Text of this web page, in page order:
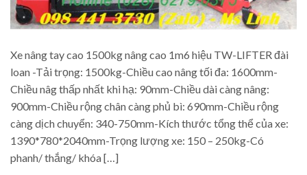
Xe nâng tay cao 1500kg nâng cao 1m6 hiệu TW-LIFTER đài
loan -Tải trọng: 1500kg-Chiều cao nâng tối đa: 1600mm-
Chiều nâg thấp nhất khi hạ: 90mm-Chiều dài càng nâng:
900mm-Chiều rộng chân càng phủ bì: 690mm-Chiều rộng
càng dịch chuyển: 340-750mm-Kích thước tổng thể của xe:
1390*780*2040mm-Trọng lượng xe: 150 – 250kg-Có
phanh/ thắng/ khóa […]